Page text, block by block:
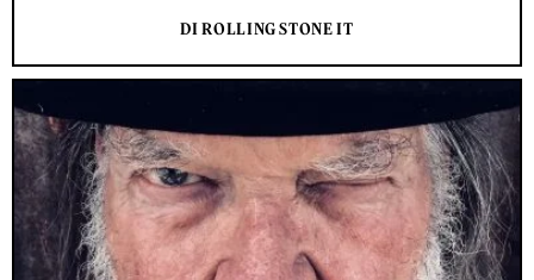
DI ROLLING STONE IT